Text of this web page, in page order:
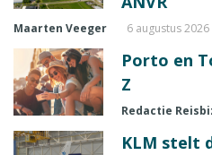
Maarten Veeger 6 augustus 2026
Porto en
Z
Redactie
KLM stelt